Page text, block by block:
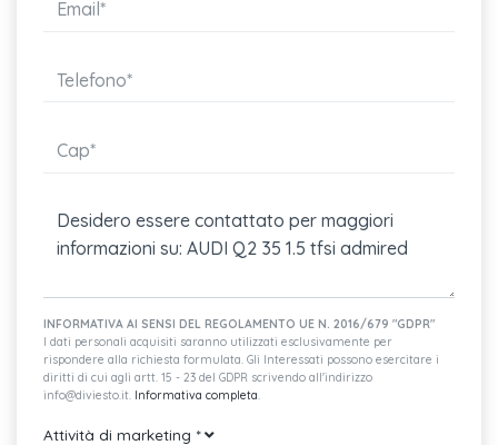
Materiale di pronto soccorso con triangolo di emergenza
Audi music interface
Audi phone box light
Cerchi in lega da 18" pollici 5 razze design dinamico
INFORMATIVA AI SENSI DEL REGOLAMENTO UE N. 2016/679 "GDPR"
I dati personali acquisiti saranno utilizzati esclusivamente per
rispondere alla richiesta formulata. Gli Interessati possono esercitare i
diritti di cui agli artt. 15 - 23 del GDPR scrivendo all'indirizzo
info@diviesto.it. Informativa completa.
Attività di marketing *